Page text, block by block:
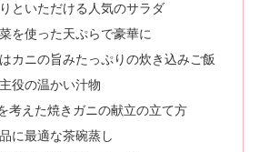
といただける人気のサラダ
を使った天ぷらで豪華に
カニの旨みたっぷりの炊き込みご飯
役の温かい汁物
考えた焼きガニの献立の立て方
に最適な茶碗蒸し